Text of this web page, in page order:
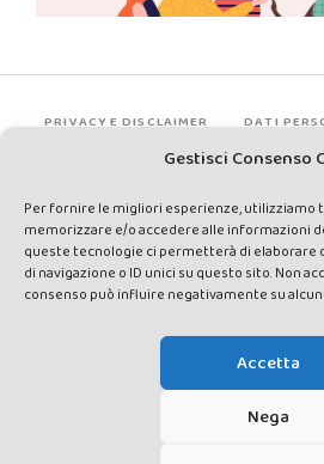
Gestisci Consenso
Per fornire le migliori esperienze, utilizziamo
memorizzare e/o accedere alle informazioni
queste tecnologie ci permetterà di
di navigazione o ID unici su questo sito. Non
consenso può influire negativamente su
Accetta
Nega
PRIVACY E DISCLAIMER DATI
rights reserved - Testata registrata
autorizzazione n°1 del 12/04/2014 -
Cacace - E-mail:
Media Srl – P.IVA e C.F.